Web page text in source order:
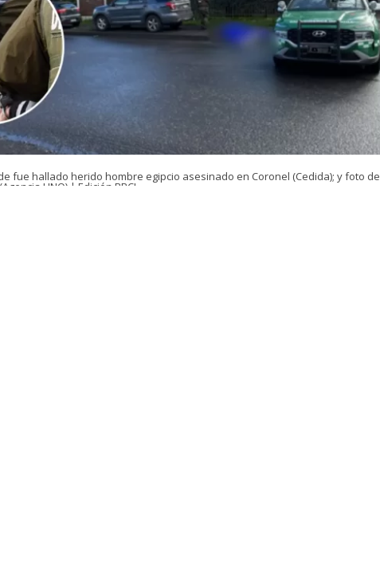
fue hallado herido hombre egipcio asesinado en Coronel (Cedida); y foto de
UNO) | Edición BBCL